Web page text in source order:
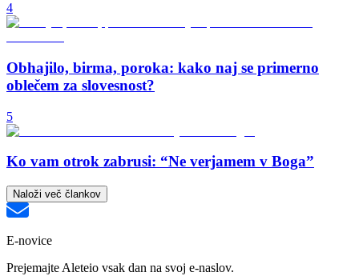
4
Obhajilo, birma, poroka: kako naj se primerno
oblečem za slovesnost?
5
Ko vam otrok zabrusi: “Ne verjamem v Boga”
Naloži več člankov
E-novice
Prejemajte Aleteio vsak dan na svoj e-naslov.